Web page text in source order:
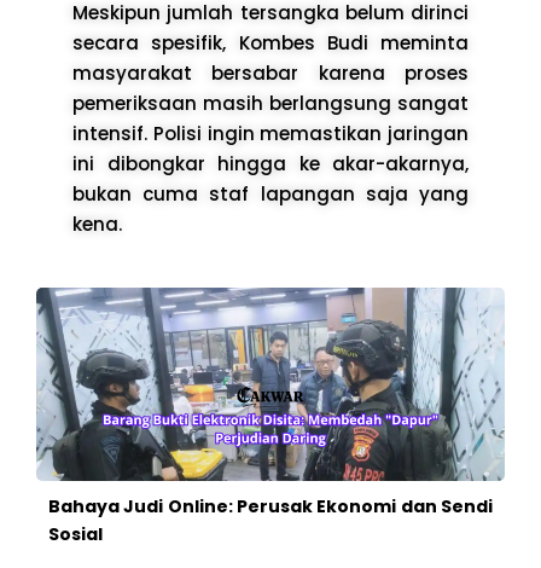
Meskipun jumlah tersangka belum dirinci
secara spesifik, Kombes Budi meminta
masyarakat bersabar karena proses
pemeriksaan masih berlangsung sangat
intensif. Polisi ingin memastikan jaringan
ini dibongkar hingga ke akar-akarnya,
bukan cuma staf lapangan saja yang
kena.
Bahaya Judi Online: Perusak Ekonomi dan Sendi
Sosial